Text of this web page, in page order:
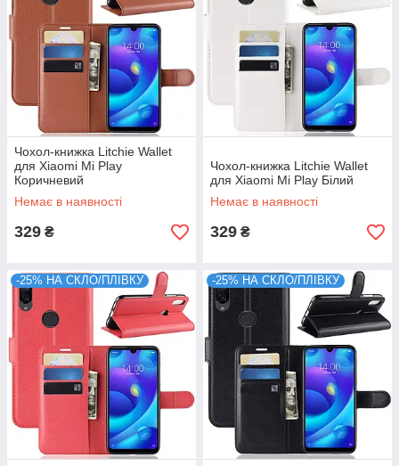
Чохол-книжка Litchie Wallet
для Xiaomi Mi Play
Коричневий
Немає в наявності
329 ₴
Чохол-книжка Litchie Wallet
для Xiaomi Mi Play Білий
Немає в наявності
329 ₴
-25% НА СКЛО/ПЛІВКУ -25% НА СКЛО/ПЛІВКУ